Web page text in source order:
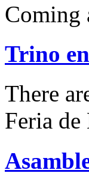
Coming
Trino
There
Feria